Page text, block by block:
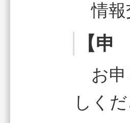
情報
【申
お申
しくだ